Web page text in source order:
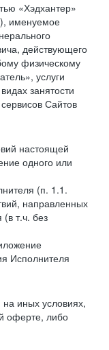
«Хэдхантер»
именуемое
действующего
физическому
услуги
занятости
Сайтов
настоящей
одного или
(п. 1.1.
направленных
т.ч. без
Исполнителя
иных условиях,
оферте, либо